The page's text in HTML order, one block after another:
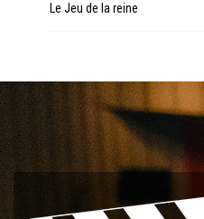
Le Jeu de la reine